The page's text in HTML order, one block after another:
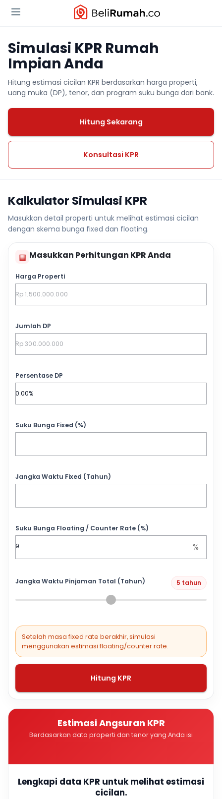
Simulasi KPR Rumah
Impian Anda
Hitung estimasi cicilan KPR berdasarkan harga properti,
uang muka (DP), tenor, dan program suku bunga dari bank.
Hitung Sekarang
Konsultasi KPR
Kalkulator Simulasi KPR
Masukkan detail properti untuk melihat estimasi cicilan
dengan skema bunga fixed dan floating.
▦ Masukkan Perhitungan KPR Anda
Harga Properti
Jumlah DP
Persentase DP
Suku Bunga Fixed (%)
Jangka Waktu Fixed (Tahun)
Suku Bunga Floating / Counter Rate (%)
%
Jangka Waktu Pinjaman Total (Tahun) 5 tahun
Setelah masa fixed rate berakhir, simulasi
menggunakan estimasi floating/counter rate.
Hitung KPR
Estimasi Angsuran KPR
Berdasarkan data properti dan tenor yang Anda isi
Lengkapi data KPR untuk melihat estimasi
cicilan.